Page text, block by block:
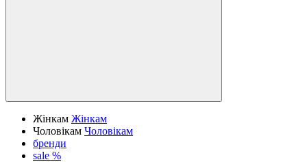
Жінкам Жінкам
Чоловікам Чоловікам
бренди
sale %